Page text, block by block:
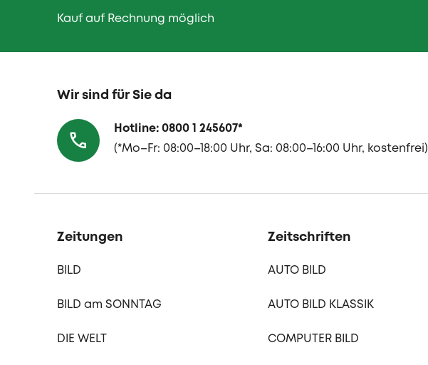
Kauf auf Rechnung möglich
Wir sind für Sie da
Hotline: 0800 1 245607*
(*Mo–Fr: 08:00–18:00 Uhr, Sa: 08:00–16:00 Uhr, kostenfrei)
Zeitungen
BILD
BILD am SONNTAG
DIE WELT
Zeitschriften
AUTO BILD
AUTO BILD KLASSIK
COMPUTER BILD